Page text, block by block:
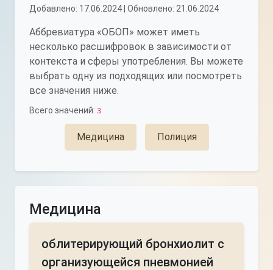
Добавлено: 17.06.2024 | Обновлено: 21.06.2024
Аббревиатура «ОБОП» может иметь
несколько расшифровок в зависимости от
контекста и сферы употребления. Вы можете
выбрать одну из подходящих или посмотреть
все значения ниже.
Всего значений: 3
Медицина Полиция
Медицина
облитерирующий бронхиолит с
организующейся пневмонией